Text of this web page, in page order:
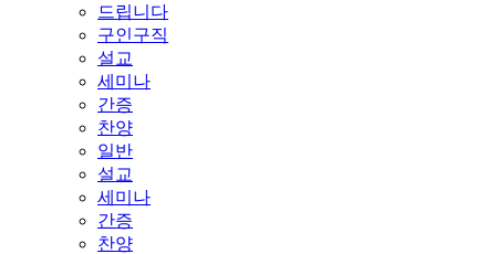
드립니다
구인구직
설교
세미나
간증
찬양
일반
설교
세미나
간증
찬양